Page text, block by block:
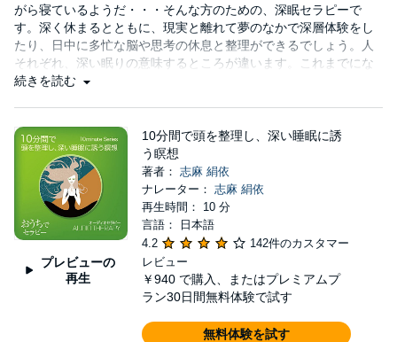
がら寝ているようだ・・・そんな方のための、深眠セラピーで
す。深く休まるとともに、現実と離れて夢のなかで深層体験をし
たり、日中に多忙な脳や思考の休息と整理ができるでしょう。人
それぞれ、深い眠りの意味するところが違います。これまでにな
く、深い眠りへいざないましょう。 【ワーク構成】 解説-深い眠
続きを読む
プレビューの
再生
10分間で頭を整理し、深い睡眠に誘
う瞑想
著者： 志麻 絹依
ナレーター： 志麻 絹依
再生時間： 10 分
言語： 日本語
4.2
142件のカスタマー
レビュー
￥940 で購入、またはプレミアムプ
ラン30日間無料体験で試す
無料体験を試す